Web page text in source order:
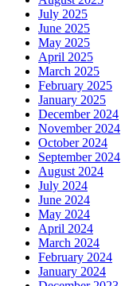
July 2025
June 2025
May 2025
April 2025
March 2025
February 2025
January 2025
December 2024
November 2024
October 2024
September 2024
August 2024
July 2024
June 2024
May 2024
April 2024
March 2024
February 2024
January 2024